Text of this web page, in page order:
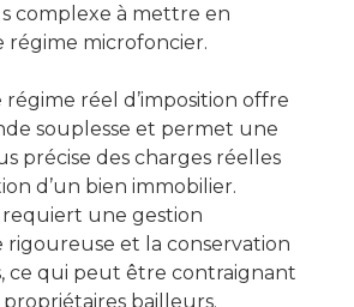
complexe à mettre en
microfoncier.
régime réel d’imposition offre
souplesse et permet une
précise des charges réelles
d’un bien immobilier.
une gestion
rigoureuse et la conservation
ce qui peut être contraignant
bailleurs.